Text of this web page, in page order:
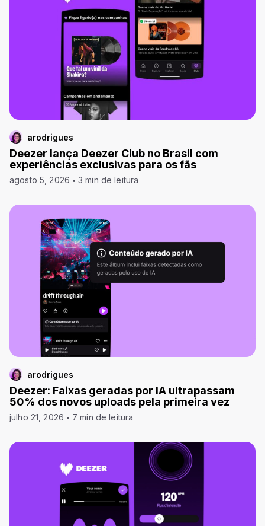
arodrigues
Deezer lança Deezer Club no Brasil com
experiências exclusivas para os fãs
agosto 5, 2026 3 min de leitura
arodrigues
Deezer: Faixas geradas por IA ultrapassam
50% dos novos uploads pela primeira vez
julho 21, 2026 7 min de leitura